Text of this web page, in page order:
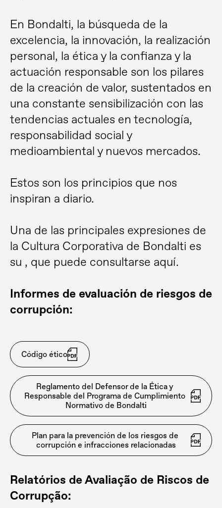
En Bondalti, la búsqueda de la
excelencia, la innovación, la realización
personal, la ética y la confianza y la
actuación responsable son los pilares
de la creación de valor, sustentados en
una constante sensibilización con las
tendencias actuales en tecnología,
responsabilidad social y
medioambiental y nuevos mercados.
Estos son los principios que nos
inspiran a diario.
Una de las principales expresiones de
la Cultura Corporativa de Bondalti es
su , que puede consultarse aquí.
Informes de evaluación de riesgos de
corrupción:
Código ético
Reglamento del Defensor de la Ética y
Responsable del Programa de Cumplimiento
Normativo de Bondalti
Plan para la prevención de los riesgos de
corrupción e infracciones relacionadas
Relatórios de Avaliação de Riscos de
Corrupção: